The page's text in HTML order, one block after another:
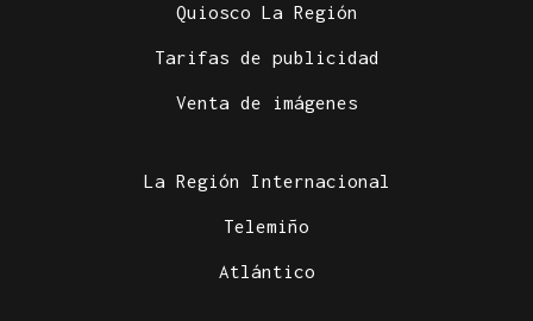
Quiosco La Región
Tarifas de publicidad
Venta de imágenes
La Región Internacional
Telemiño
Atlántico